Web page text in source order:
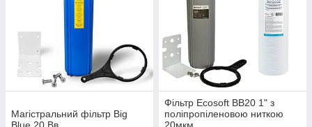
Магістральний фільтр Big
Фільтр Ecosoft ВВ20 1" з
поліпропіленовою ниткою